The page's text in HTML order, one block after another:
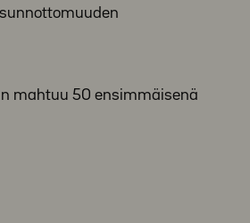
mahtuu 50 ensimmäisenä